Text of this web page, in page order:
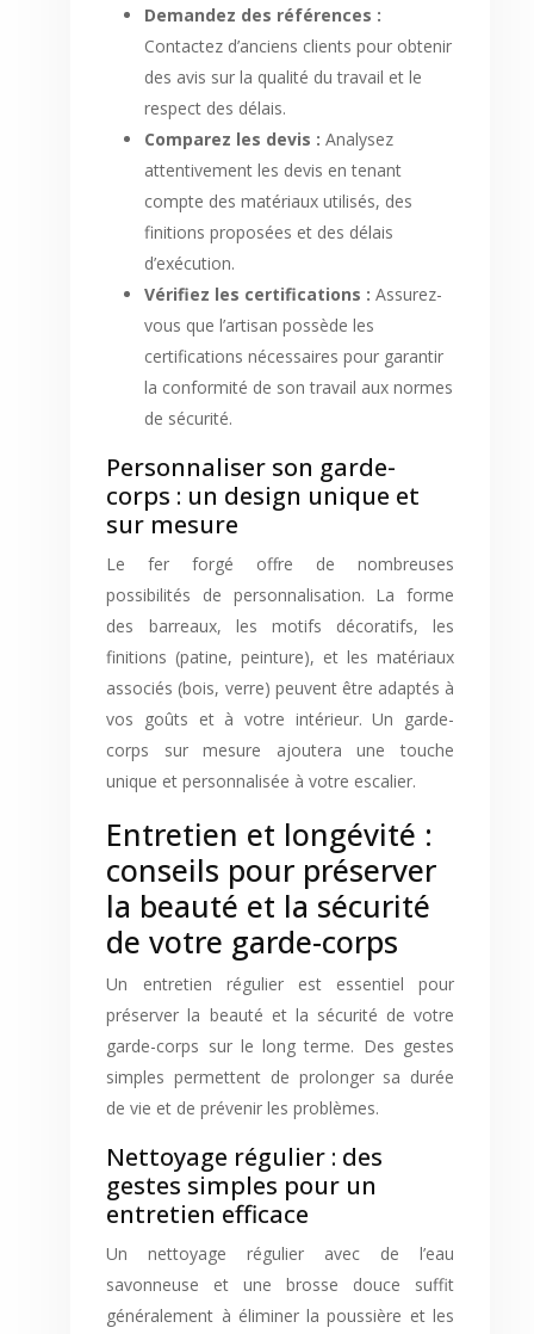
Demandez des références :
Contactez d’anciens clients pour obtenir
des avis sur la qualité du travail et le
respect des délais.
Comparez les devis :Analysez
attentivement les devis en tenant
compte des matériaux utilisés, des
finitions proposées et des délais
d’exécution.
Vérifiez les certifications :Assurez-
vous que l’artisan possède les
certifications nécessaires pour garantir
la conformité de son travail aux normes
de sécurité.
Personnaliser son garde-
corps : un design unique et
sur mesure
Le fer forgé offre de nombreuses
possibilités de personnalisation. La forme
des barreaux, les motifs décoratifs, les
finitions (patine, peinture), et les matériaux
associés (bois, verre) peuvent être adaptés à
vos goûts et à votre intérieur. Un garde-
corps sur mesure ajoutera une touche
unique et personnalisée à votre escalier.
Entretien et longévité :
conseils pour préserver
la beauté et la sécurité
de votre garde-corps
Un entretien régulier est essentiel pour
préserver la beauté et la sécurité de votre
garde-corps sur le long terme. Des gestes
simples permettent de prolonger sa durée
de vie et de prévenir les problèmes.
Nettoyage régulier : des
gestes simples pour un
entretien efficace
Un nettoyage régulier avec de l’eau
savonneuse et une brosse douce suffit
généralement à éliminer la poussière et les